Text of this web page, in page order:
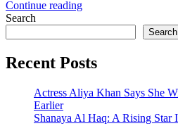
Continue reading
Search
Search
Recent Posts
Actress Aliya Khan Says She
Earlier
Shanaya Al Haq: A Rising